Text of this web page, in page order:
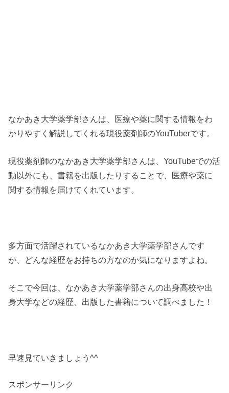
なかあき大学薬学部さんは、医療や薬に関する情報をわ
かりやすく解説してくれる現役薬剤師のYouTuberです。
現役薬剤師のなかあき大学薬学部さんは、YouTubeでの活
動以外にも、書籍を出版したりすることで、医療や薬に
関する情報を届けてくれています。
多方面で活躍されているなかあき大学薬学部さんです
が、どんな経歴をお持ちの方なのか気になりますよね。
そこで今回は、なかあき大学薬学部さんの出身高校や出
身大学などの経歴、出版した書籍について調べました！
早速見ていきましょう^^
スポンサーリンク